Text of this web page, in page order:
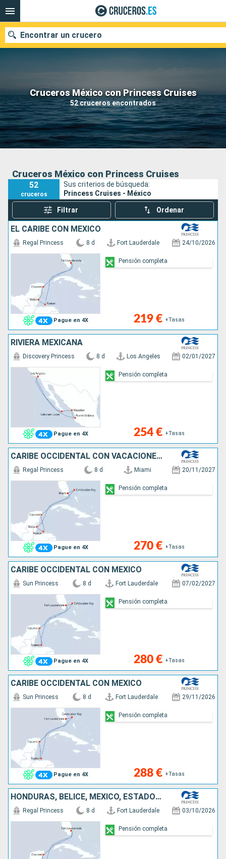
Cruceros México con Princess Cruises
52 cruceros encontrados
Encontrar un crucero
Nuestros destinos
Fecha de salida
Puertos Compañías
Cruceros México con Princess Cruises
52
cruceros
Sus criterios de búsqueda:
Princess Cruises - México
Filtrar Ordenar
EL CARIBE CON MÉXICO
Pague en 4X
Regal Princess 8 d Fort Lauderdale 24/10/2026
219 € +Tasas
Pensión completa
RIVIERA MEXICANA
Pague en 4X
Discovery Princess 8 d Los Angeles 02/01/2027
254 € +Tasas
Pensión completa
CARIBE OCCIDENTAL CON VACACIONES EN MÉXI
Pague en 4X
Regal Princess 8 d Miami 20/11/2027
270 € +Tasas
Pensión completa
CARIBE OCCIDENTAL CON MÉXICO
Pague en 4X
Sun Princess 8 d Fort Lauderdale 07/02/2027
280 € +Tasas
Pensión completa
CARIBE OCCIDENTAL CON MÉXICO
Pague en 4X
Sun Princess 8 d Fort Lauderdale 29/11/2026
288 € +Tasas
Pensión completa
HONDURAS, BELICE, MÉXICO, ESTADOS UNIDOS
Regal Princess 8 d Fort Lauderdale 03/10/2026
Pensión completa